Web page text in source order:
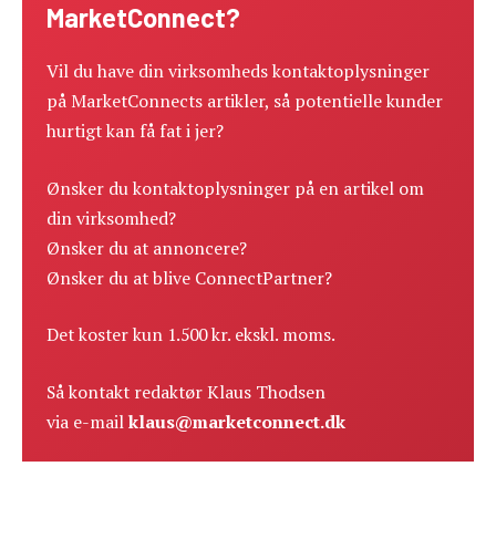
MarketConnect?
Vil du have din virksomheds kontaktoplysninger
på MarketConnects artikler, så potentielle kunder
hurtigt kan få fat i jer?
Ønsker du kontaktoplysninger på en artikel om
din virksomhed?
Ønsker du at annoncere?
Ønsker du at blive ConnectPartner?
Det koster kun 1.500 kr. ekskl. moms.
Så kontakt redaktør Klaus Thodsen
via e-mailklaus@marketconnect.dk